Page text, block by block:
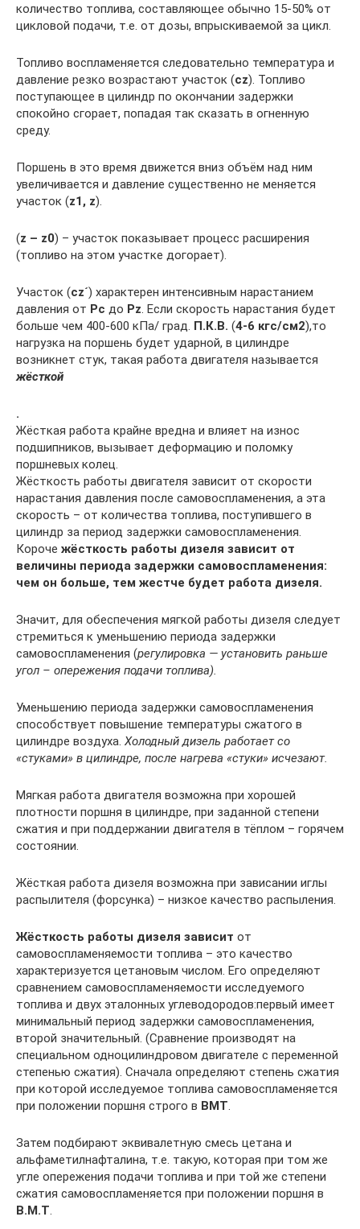
количество топлива, составляющее обычно 15-50% от
цикловой подачи, т.е. от дозы, впрыскиваемой за цикл.
Топливо воспламеняется следовательно температура и
давление резко возрастают участок (сz). Топливо
поступающее в цилиндр по окончании задержки
спокойно сгорает, попадая так сказать в огненную
среду.
Поршень в это время движется вниз объём над ним
увеличивается и давление существенно не меняется
участок (z1, z).
(z – z0) – участок показывает процесс расширения
(топливо на этом участке догорает).
Участок (сz´) характерен интенсивным нарастанием
давления от Рс до Рz . Если скорость нарастания будет
больше чем 400-600 кПа/ град. П.К.В. (4-6 кгс/см2),то
нагрузка на поршень будет ударной, в цилиндре
возникнет стук, такая работа двигателя называется
жёсткой
.
Жёсткая работа крайне вредна и влияет на износ
подшипников, вызывает деформацию и поломку
поршневых колец.
Жёсткость работы двигателя зависит от скорости
нарастания давления после самовоспламенения, а эта
скорость – от количества топлива, поступившего в
цилиндр за период задержки самовоспламенения.
Короче жёсткость работы дизеля зависит от
величины периода задержки самовоспламенения:
чем он больше, тем жестче будет работа дизеля.
Значит, для обеспечения мягкой работы дизеля следует
стремиться к уменьшению периода задержки
самовоспламенения (регулировка — установить раньше
угол – опережения подачи топлива).
Уменьшению периода задержки самовоспламенения
способствует повышение температуры сжатого в
цилиндре воздуха. Холодный дизель работает со
«стуками» в цилиндре, после нагрева «стуки» исчезают.
Мягкая работа двигателя возможна при хорошей
плотности поршня в цилиндре, при заданной степени
сжатия и при поддержании двигателя в тёплом – горячем
состоянии.
Жёсткая работа дизеля возможна при зависании иглы
распылителя (форсунка) – низкое качество распыления.
Жёсткость работы дизеля зависит от
самовоспламеняемости топлива – это качество
характеризуется цетановым числом. Его определяют
сравнением самовоспламеняемости исследуемого
топлива и двух эталонных углеводородов:первый имеет
минимальный период задержки самовоспламенения,
второй значительный. (Сравнение производят на
специальном одноцилиндровом двигателе с переменной
степенью сжатия). Сначала определяют степень сжатия
при которой исследуемое топлива самовоспламеняется
при положении поршня строго в ВМТ
Затем подбирают эквивалетную смесь цетана и
альфаметилнафталина, т.е. такую, которая при том же
угле опережения подачи топлива и при той же степени
сжатия самовоспламеняется при положении поршня в
В.М.Т